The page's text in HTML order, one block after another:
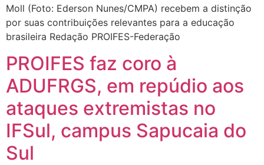
Moll (Foto: Ederson Nunes/CMPA) recebem a distinção
por suas contribuições relevantes para a educação
brasileira Redação PROIFES-Federação
PROIFES faz coro à
ADUFRGS, em repúdio aos
ataques extremistas no
IFSul, campus Sapucaia do
Sul